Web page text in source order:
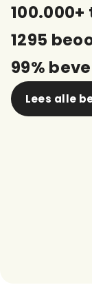
1295
99%
Lees alle